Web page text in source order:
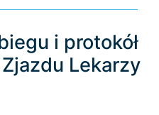
i protokół
Lekarzy